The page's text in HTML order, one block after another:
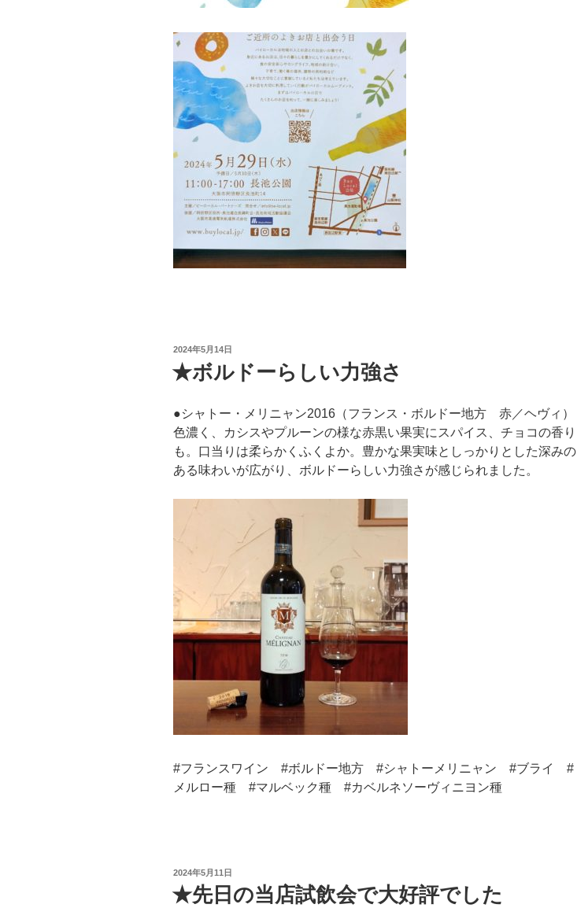
投
稿
日:
2024年5月14日
★ボルドーらしい力強さ
●シャトー・メリニャン2016（フランス・ボルドー地方 赤／ヘヴィ）
色濃く、カシスやプルーンの様な赤黒い果実にスパイス、チョコの香り
も。口当りは柔らかくふくよか。豊かな果実味としっかりとした深みの
ある味わいが広がり、ボルドーらしい力強さが感じられました。
#フランスワイン #ボルドー地方 #シャトーメリニャン #ブライ #
メルロー種 #マルベック種 #カベルネソーヴィニヨン種
投
稿
日:
2024年5月11日
★先日の当店試飲会で大好評でした